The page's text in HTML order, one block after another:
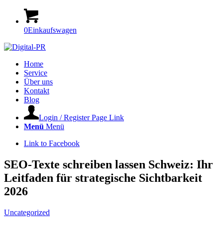
0Einkaufswagen
Home
Service
Über uns
Kontakt
Blog
Login / Register Page Link
Menü Menü
Link to Facebook
SEO-Texte schreiben lassen Schweiz: Ihr
Leitfaden für strategische Sichtbarkeit
2026
Uncategorized